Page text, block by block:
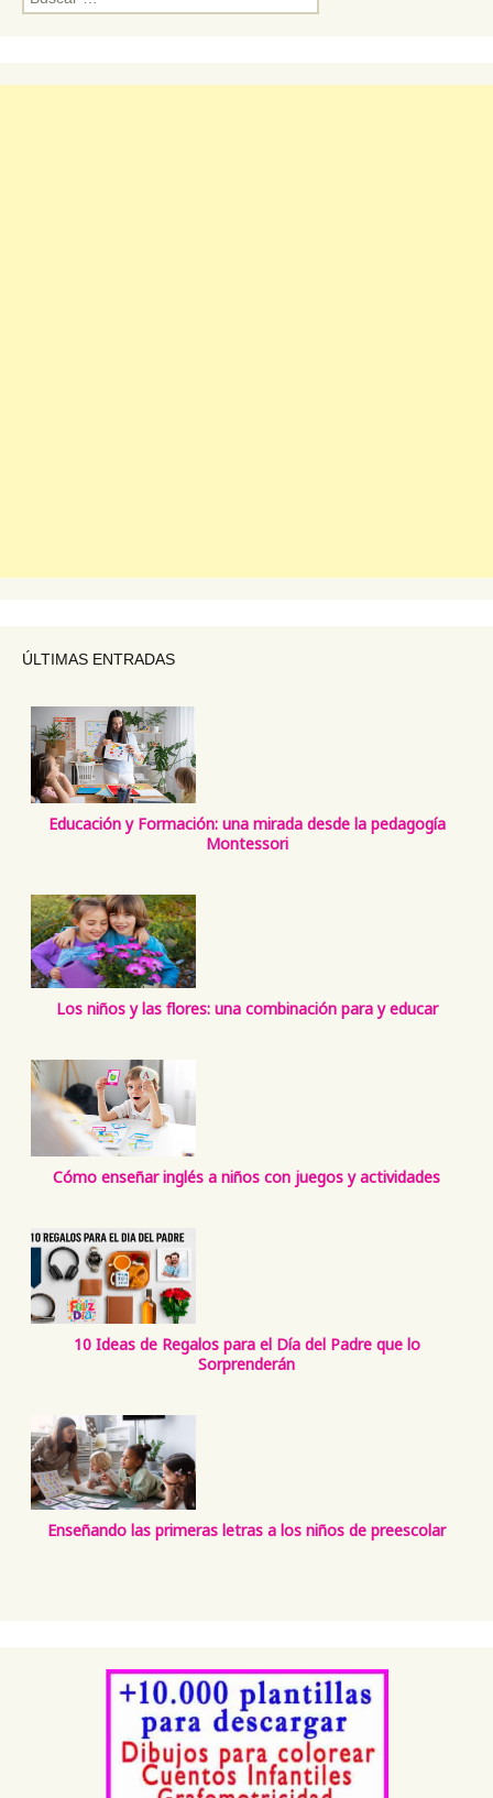
ÚLTIMAS ENTRADAS
Educación y Formación: una mirada desde la pedagogía
Montessori
Los niños y las flores: una combinación para y educar
Cómo enseñar inglés a niños con juegos y actividades
10 Ideas de Regalos para el Día del Padre que lo
Sorprenderán
Enseñando las primeras letras a los niños de preescolar